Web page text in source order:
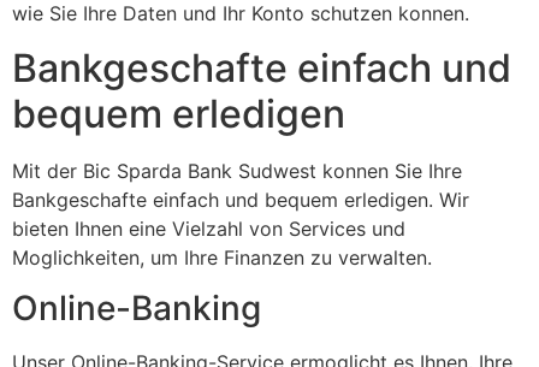
wie Sie Ihre Daten und Ihr Konto schutzen konnen.
Bankgeschafte einfach und
bequem erledigen
Mit der Bic Sparda Bank Sudwest konnen Sie Ihre
Bankgeschafte einfach und bequem erledigen. Wir
bieten Ihnen eine Vielzahl von Services und
Moglichkeiten, um Ihre Finanzen zu verwalten.
Online-Banking